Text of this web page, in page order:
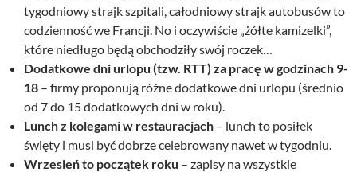
tygodniowy strajk szpitali, całodniowy strajk autobusów to
codzienność we Francji. No i oczywiście „żółte kamizelki”,
które niedługo będą obchodziły swój roczek…
Dodatkowe dni urlopu (tzw. RTT) za pracę w godzinach 9-
18 – firmy proponują różne dodatkowe dni urlopu (średnio
od 7 do 15 dodatkowych dni w roku).
Lunch z kolegami w restauracjach – lunch to posiłek
święty i musi być dobrze celebrowany nawet w tygodniu.
Wrzesień to początek roku – zapisy na wszystkie